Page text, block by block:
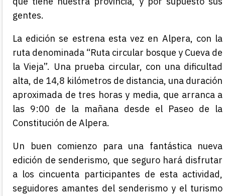
gentes.
La edición se estrena esta vez en Alpera, con la
ruta denominada “Ruta circular bosque y Cueva de
la Vieja”. Una prueba circular, con una dificultad
alta, de 14,8 kilómetros de distancia, una duración
aproximada de tres horas y media, que arranca a
las 9:00 de la mañana desde el Paseo de la
Constitución de Alpera.
Un buen comienzo para una fantástica nueva
edición de senderismo, que seguro hará disfrutar
a los cincuenta participantes de esta actividad,
seguidores amantes del senderismo y el turismo